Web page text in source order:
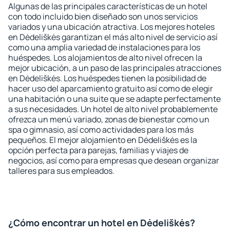
Algunas de las principales características de un hotel
con todo incluido bien diseñado son unos servicios
variados y una ubicación atractiva. Los mejores hoteles
en Dėdeliškės garantizan el más alto nivel de servicio así
como una amplia variedad de instalaciones para los
huéspedes. Los alojamientos de alto nivel ofrecen la
mejor ubicación, a un paso de las principales atracciones
en Dėdeliškės. Los huéspedes tienen la posibilidad de
hacer uso del aparcamiento gratuito así como de elegir
una habitación o una suite que se adapte perfectamente
a sus necesidades. Un hotel de alto nivel probablemente
ofrezca un menú variado, zonas de bienestar como un
spa o gimnasio, así como actividades para los más
pequeños. El mejor alojamiento en Dėdeliškės es la
opción perfecta para parejas, familias y viajes de
negocios, así como para empresas que desean organizar
talleres para sus empleados.
¿Cómo encontrar un hotel en Dėdeliškės?